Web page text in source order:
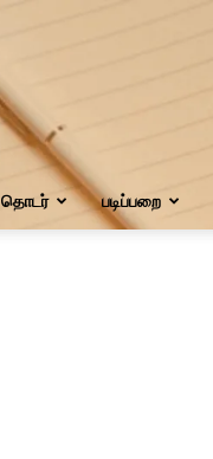
தொடர் படிப்பறை